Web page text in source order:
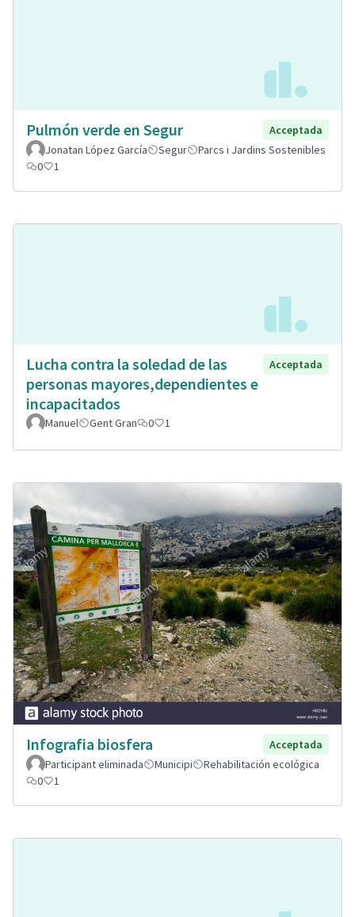
Pulmón verde en Segur
Acceptada
Jonatan López García
Segur
Parcs i Jardins Sostenibles
0
1
Lucha contra la soledad de las
personas mayores,dependientes e
incapacitados
Acceptada
Manuel Gent Gran 0 1
Infografia biosfera
Acceptada
Participant eliminada
Municipi
Rehabilitación ecológica
0
1